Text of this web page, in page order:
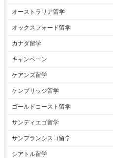
オーストラリア留学
オックスフォード留学
カナダ留学
キャンペーン
ケアンズ留学
ケンブリッジ留学
ゴールドコースト留学
サンディエゴ留学
サンフランシスコ留学
シアトル留学